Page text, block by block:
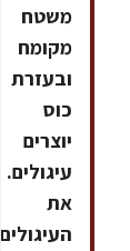
משטח
מקומח
ובעזרת
כוס
יוצרים
עיגולים.
את
העיגולים